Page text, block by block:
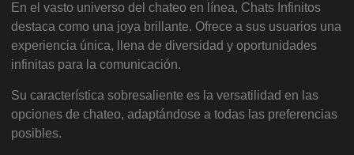
En el vasto universo del chateo en línea, Chats Infinitos
destaca como una joya brillante. Ofrece a sus usuarios una
experiencia única, llena de diversidad y oportunidades
infinitas para la comunicación.
Su característica sobresaliente es la versatilidad en las
opciones de chateo, adaptándose a todas las preferencias
posibles.